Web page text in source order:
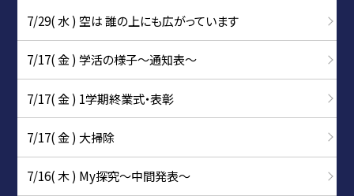
7/29( 水 ) 空は 誰の上にも広がっています
7/17( 金 ) 学活の様子〜通知表〜
7/17( 金 ) 1学期終業式・表彰
7/17( 金 ) 大掃除
7/16( 木 ) My探究～中間発表～